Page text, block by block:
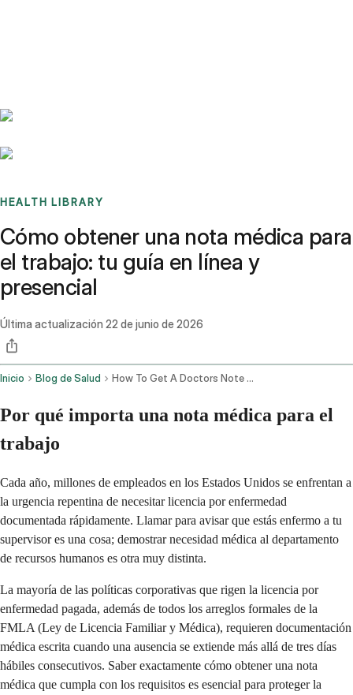
HEALTH LIBRARY
Cómo obtener una nota médica para
el trabajo: tu guía en línea y
presencial
Última actualización 22 de junio de 2026
Inicio Blog de Salud How To Get A Doctors Note For Work Your Online And In Person Guide
Por qué importa una nota médica para el
trabajo
Cada año, millones de empleados en los Estados Unidos se enfrentan a
la urgencia repentina de necesitar licencia por enfermedad
documentada rápidamente. Llamar para avisar que estás enfermo a tu
supervisor es una cosa; demostrar necesidad médica al departamento
de recursos humanos es otra muy distinta.
La mayoría de las políticas corporativas que rigen la licencia por
enfermedad pagada, además de todos los arreglos formales de la
FMLA (Ley de Licencia Familiar y Médica), requieren documentación
médica escrita cuando una ausencia se extiende más allá de tres días
hábiles consecutivos. Saber exactamente cómo obtener una nota
médica que cumpla con los requisitos es esencial para proteger la